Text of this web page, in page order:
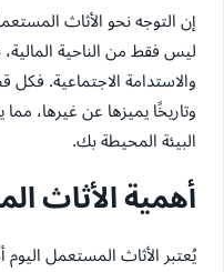
إن التوجه نحو الأثاث
ليس فقط من الناحية
والاستدامة الاجتماعية.
وتاريخًا يميزها عن غيرها،
البيئة المحيطة بك.
أهمية الأثاث
يُعتبر الأثاث المستعمل